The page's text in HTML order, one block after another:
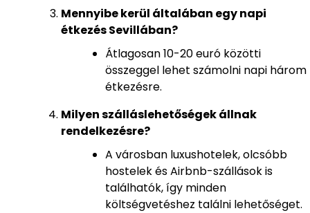
Mennyibe kerül általában egy napi
étkezés Sevillában?
Átlagosan 10-20 euró közötti
összeggel lehet számolni napi három
étkezésre.
Milyen szálláslehetőségek állnak
rendelkezésre?
A városban luxushotelek, olcsóbb
hostelek és Airbnb-szállások is
találhatók, így minden
költségvetéshez találni lehetőséget.